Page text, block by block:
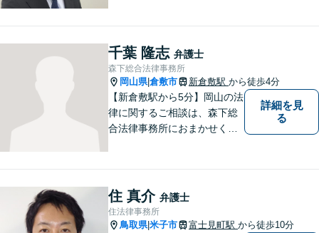
千葉 隆志 弁護士
森下総合法律事務所
岡山県|倉敷市 新倉敷駅 から徒歩4分
【新倉敷駅から5分】岡山の法
律に関するご相談は、森下総
合法律事務所におまかせくだ
詳細を見
る
住 真介 弁護士
住法律事務所
鳥取県|米子市 富士見町駅 から徒歩10分